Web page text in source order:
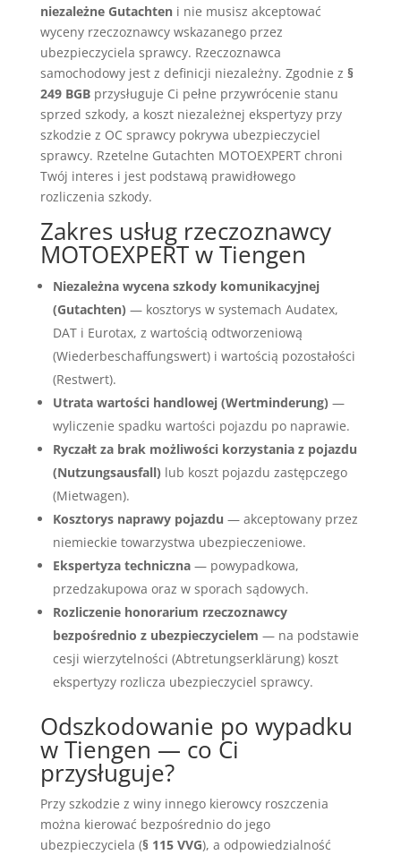
niezależne Gutachteni nie musisz akceptować
wyceny rzeczoznawcy wskazanego przez
ubezpieczyciela sprawcy. Rzeczoznawca
samochodowy jest z definicji niezależny. Zgodnie z §
249 BGBprzysługuje Ci pełne przywrócenie stanu
sprzed szkody, a koszt niezależnej ekspertyzy przy
szkodzie z OC sprawcy pokrywa ubezpieczyciel
sprawcy. Rzetelne Gutachten MOTOEXPERT chroni
Twój interes i jest podstawą prawidłowego
rozliczenia szkody.
Zakres usług rzeczoznawcy
MOTOEXPERT w Tiengen
Niezależna wycena szkody komunikacyjnej
(Gutachten) — kosztorys w systemach Audatex,
DAT i Eurotax, z wartością odtworzeniową
(Wiederbeschaffungswert) i wartością pozostałości
(Restwert).
Utrata wartości handlowej (Wertminderung) —
wyliczenie spadku wartości pojazdu po naprawie.
Ryczałt za brak możliwości korzystania z pojazdu
(Nutzungsausfall) lub koszt pojazdu zastępczego
(Mietwagen).
Kosztorys naprawy pojazdu — akceptowany przez
niemieckie towarzystwa ubezpieczeniowe.
Ekspertyza techniczna— powypadkowa,
przedzakupowa oraz w sporach sądowych.
Rozliczenie honorarium rzeczoznawcy
bezpośrednio z ubezpieczycielem — na podstawie
cesji wierzytelności (Abtretungserklärung) koszt
ekspertyzy rozlicza ubezpieczyciel sprawcy.
Odszkodowanie po wypadku
w Tiengen — co Ci
przysługuje?
Przy szkodzie z winy innego kierowcy roszczenia
można kierować bezpośrednio do jego
ubezpieczyciela (§ 115 VVG), a odpowiedzialność